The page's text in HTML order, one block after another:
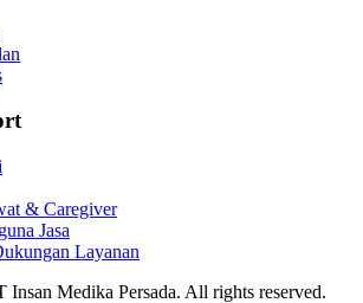
& Caregiver
Jasa
Layanan
Insan Medika Persada. All rights reserved.